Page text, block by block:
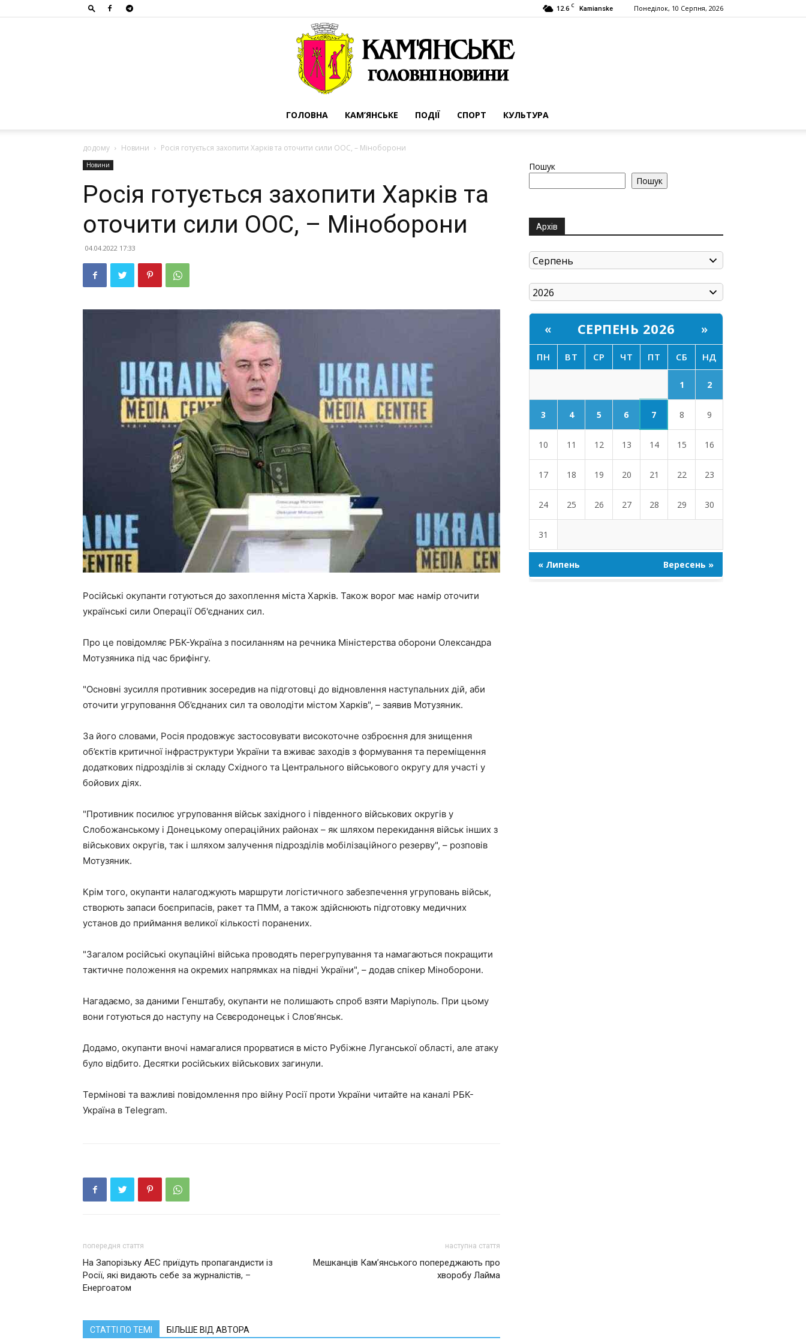
12.6 C Kamianske Понеділок, 10 Серпня, 2026
ГОЛОВНА КАМ’ЯНСЬКЕ ПОДІЇ СПОРТ КУЛЬТУРА
додому Новини Росія готується захопити Харків та оточити сили ООС, – Міноборони
Новини
Росія готується захопити Харків та
оточити сили ООС, – Міноборони
04.04.2022 17:33
Російські окупанти готуються до захоплення міста Харків. Також ворог має намір оточити
українські сили Операції Об'єднаних сил.
Про це повідомляє РБК-Україна з посиланням на речника Міністерства оборони Олександра
Мотузяника під час брифінгу.
"Основні зусилля противник зосередив на підготовці до відновлення наступальних дій, аби
оточити угруповання Об’єднаних сил та оволодіти містом Харків", – заявив Мотузяник.
За його словами, Росія продовжує застосовувати високоточне озброєння для знищення
об’єктів критичної інфраструктури України та вживає заходів з формування та переміщення
додаткових підрозділів зі складу Східного та Центрального військового округу для участі у
бойових діях.
"Противник посилює угруповання військ західного і південного військових округів у
Слобожанському і Донецькому операційних районах – як шляхом перекидання військ інших з
військових округів, так і шляхом залучення підрозділів мобілізаційного резерву", – розповів
Мотузяник.
Крім того, окупанти налагоджують маршрути логістичного забезпечення угруповань військ,
створють запаси боєприпасів, ракет та ПММ, а також здійснюють підготовку медичних
установ до приймання великої кількості поранених.
"Загалом російські окупаційні війська проводять перегрупування та намагаються покращити
тактичне положення на окремих напрямках на півдні України", – додав спікер Міноборони.
Нагадаємо, за даними Генштабу, окупанти не полишають спроб взяти Маріуполь. При цьому
вони готуються до наступу на Сєвєродонецьк і Словʼянськ.
Додамо, окупанти вночі намагалися прорватися в місто Рубіжне Луганської області, але атаку
було відбито. Десятки російських військових загинули.
Термінові та важливі повідомлення про війну Росії проти України читайте на каналі РБК-
Україна в Telegram.
попередня стаття
На Запорізьку АЕС приїдуть пропагандисти із
Росії, які видають себе за журналістів, –
Енергоатом
наступна стаття
Мешканців Кам’янського попереджають про
хворобу Лайма
СТАТТІ ПО ТЕМІ БІЛЬШЕ ВІД АВТОРА
Пошук
Пошук
Архів
« СЕРПЕНЬ 2026 »
ПН ВТ СР ЧТ ПТ СБ НД
1 2
3 4 5 6 7 8 9
10 11 12 13 14 15 16
17 18 19 20 21 22 23
24 25 26 27 28 29 30
31
« Липень Вересень »